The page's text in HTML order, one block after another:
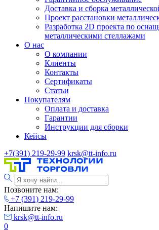
Доставка и сборка
Проект расстановки
Разработка 2D проекта по
металлическими стеллажами
О нас
О компании
Клиенты
Контакты
Сертификаты
Статьи
Покупателям
Оплата и доставка
Гарантии
Инструкции для сборки
Кейсы
+7(391) 219-29-99 krsk@tt-info.ru
Позвоните нам:
+7 (391) 219-29-99
Напишите нам:
krsk@tt-info.ru
0